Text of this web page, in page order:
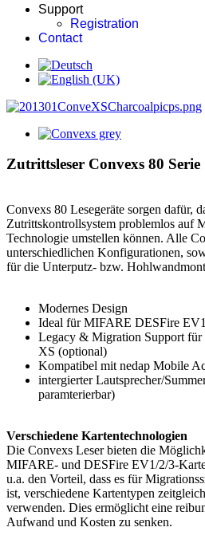
Support
Registration
Contact
Zutrittsleser Convexs 80 Serie
Convexs 80 Lesegeräte sorgen dafür,
Zutrittskontrollsystem problemlos auf
Technologie umstellen können. Alle
unterschiedlichen Konfigurationen,
für die Unterputz- bzw.
Modernes Design
Ideal für MIFARE DESFire
Legacy & Migration Support
XS (optional)
Kompatibel mit nedap Mobile
intergierter Lautsprecher/
paramterierbar)
Verschiedene Kartentechnologien
Die Convexs Leser bieten die
MIFARE- und DESFire EV1/2/3-
u.a. den Vorteil, dass es für
ist, verschiedene Kartentypen
verwenden. Dies ermöglicht eine
Aufwand und Kosten zu senken.